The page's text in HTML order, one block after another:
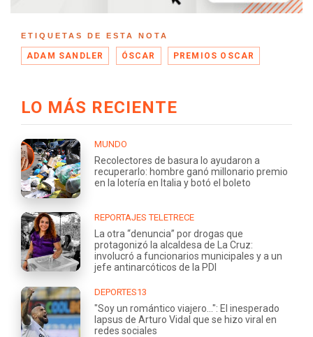
ETIQUETAS DE ESTA NOTA
ADAM SANDLER ÓSCAR PREMIOS OSCAR
LO MÁS RECIENTE
MUNDO
Recolectores de basura lo ayudaron a
recuperarlo: hombre ganó millonario premio
en la lotería en Italia y botó el boleto
REPORTAJES TELETRECE
La otra “denuncia” por drogas que
protagonizó la alcaldesa de La Cruz:
involucró a funcionarios municipales y a un
jefe antinarcóticos de la PDI
DEPORTES13
"Soy un romántico viajero...": El inesperado
lapsus de Arturo Vidal que se hizo viral en
redes sociales